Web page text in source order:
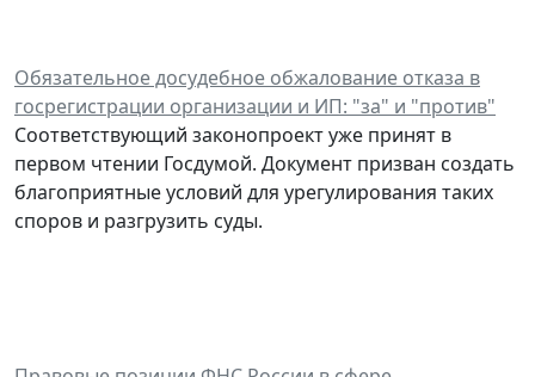
Обязательное досудебное обжалование отказа в
госрегистрации организации и ИП: "за" и "против"
Соответствующий законопроект уже принят в
первом чтении Госдумой. Документ призван создать
благоприятные условий для урегулирования таких
споров и разгрузить суды.